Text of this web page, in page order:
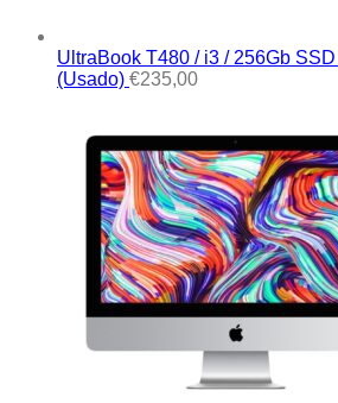
UltraBook T480 / i3 / 256Gb
(Usado) €235,00